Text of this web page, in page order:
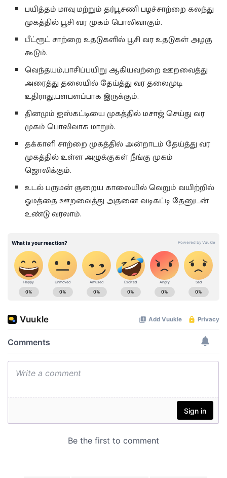
பயித்தம் மாவு மற்றும் தர்பூசணி பழச்சாற்றை கலந்து
முகத்தில் பூசி வர முகம் பொலிவாகும்.
பீட்ரூட் சாற்றை உதடுகளில் பூசி வர உதடுகள் அழகு
கூடும்.
வெந்தயம்,பாசிப்பயிறு ஆகியவற்றை ஊறவைத்து
அரைத்து தலையில் தேய்த்து வர தலைமுடி
உதிராது,பளபளப்பாக இருக்கும்.
தினமும் ஐஸ்கட்டியை முகத்தில் மசாஜ் செய்து வர
முகம் பொலிவாக மாறும்.
தக்காளி சாற்றை முகத்தில் அன்றாடம் தேய்த்து வர
முகத்தில் உள்ள அழுக்குகள் நீங்கு முகம்
ஜொலிக்கும்.
உடல் பருமன் குறைய காலையில் வெறும் வயிற்றில்
ஓமத்தை ஊறவைத்து அதனை வடிகட்டி தேனுடன்
உண்டு வரலாம்.